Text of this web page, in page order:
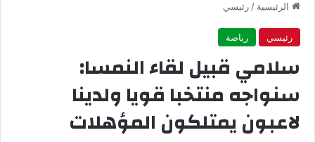
الرئيسية /رئيسي
رئيسي رياضة
سلامي قبيل لقاء النمسا:
سنواجه منتخبا قويا ولدينا
لاعبون يمتلكون المؤهلات